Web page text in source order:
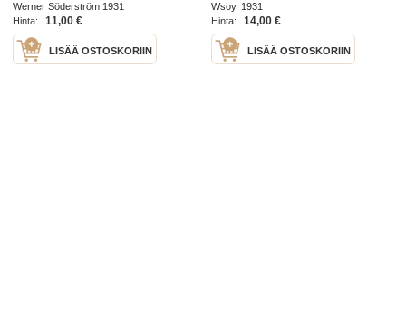
Werner Söderström 1931
Hinta:
11,00 €
LISÄÄ OSTOSKORIIN
Wsoy. 1931
Hinta:
14,00 €
LISÄÄ OSTOSKORIIN